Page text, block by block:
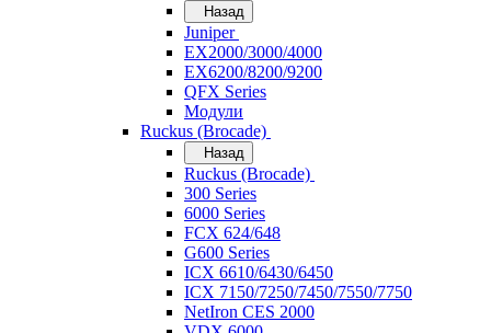
Назад
Juniper
EX2000/3000/4000
EX6200/8200/9200
QFX Series
Модули
Ruckus (Brocade)
Назад
Ruckus (Brocade)
300 Series
6000 Series
FCX 624/648
G600 Series
ICX 6610/6430/6450
ICX 7150/7250/7450/7550/7750
NetIron CES 2000